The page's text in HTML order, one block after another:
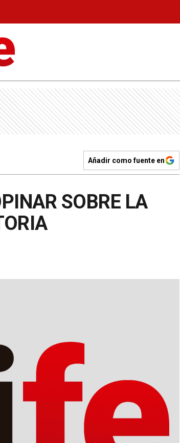
Añadir como fuente en
SOBRE LA